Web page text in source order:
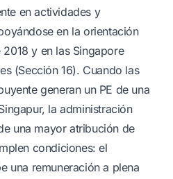
en actividades y
en la orientación
y en las Singapore
(Sección 16). Cuando las
generan un PE de una
la administración
una mayor atribución de
condiciones: el
una remuneración a plena